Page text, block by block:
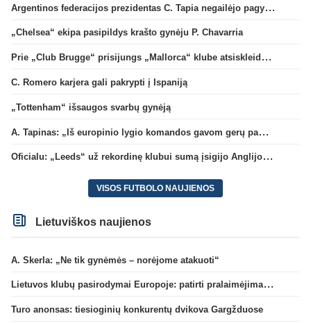
Argentinos federacijos prezidentas C. Tapia negailėjo pagyrų G. Infantino
„Chelsea“ ekipa pasipildys krašto gynėju P. Chavarria
Prie „Club Brugge“ prisijungs „Mallorca“ klube atsiskleidęs J. Virgili
C. Romero karjera gali pakrypti į Ispaniją
„Tottenham“ išsaugos svarbų gynėją
A. Tapinas: „Iš europinio lygio komandos gavom gerų pamokų“
Oficialu: „Leeds“ už rekordinę klubui sumą įsigijo Anglijos rinktinės vartininką
VISOS FUTBOLO NAUJIENOS
Lietuviškos naujienos
A. Skerla: „Ne tik gynėmės – norėjome atakuoti“
Lietuvos klubų pasirodymai Europoje: patirti pralaimėjimai Kroatijos atstovams
Turo anonsas: tiesioginių konkurentų dvikova Gargžduose